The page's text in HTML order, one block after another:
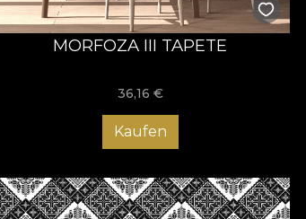
MORFOZA III TAPETE
36,16 €
Kaufen